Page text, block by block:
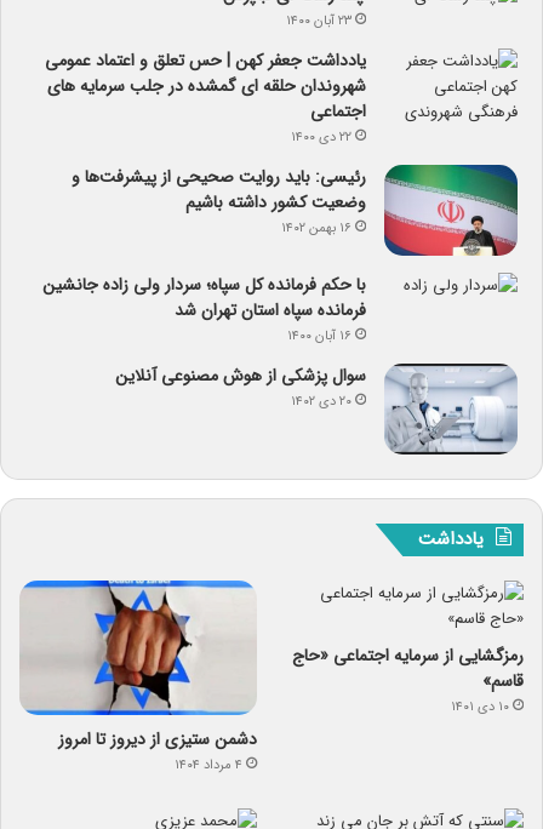
۲۳ آبان ۱۴۰۰
یادداشت جعفر کهن | حس تعلق و اعتماد عمومی
شهروندان حلقه ای گمشده در جلب سرمایه های
اجتماعی
۲۲ دی ۱۴۰۰
رئیسی: باید روایت صحیحی از پیشرفت‌ها و
وضعیت کشور داشته باشیم
۱۶ بهمن ۱۴۰۲
با حکم فرمانده کل سپاه؛ سردار ولی زاده جانشین
فرمانده سپاه استان تهران شد
۱۶ آبان ۱۴۰۰
سوال پزشکی از هوش مصنوعی آنلاین
۲۰ دی ۱۴۰۲
یادداشت
رمزگشایی از سرمایه‌ اجتماعی «حاج
قاسم»
۱۰ دی ۱۴۰۱
دشمن ستیزی از دیروز تا امروز
۴ مرداد ۱۴۰۴